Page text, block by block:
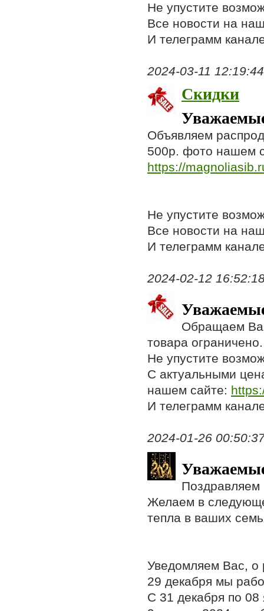
Не упустите
Все новости на
И телеграмм
2024-03-11
Скидки
Объявляем
500р. фото нашем
https://
Не упустите
Все новости на
И телеграмм
2024-02-12
Обращаем
товара ограничено.
Не упустите
С актуальными
нашем сайте:
И телеграмм
2024-01-26
Желаем в
тепла в ваших
Уведомляем Вас, о
29 декабря мы
С 31 декабря по